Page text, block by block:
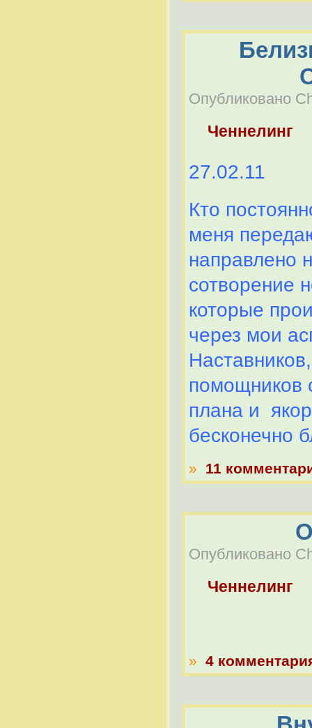
Опубликовано
Ченнелинг
27.02.11
Кто
меня
направлено
сотворение
которые
через мои
помощников
плана и
бесконечно
» 11
Опубликовано
Ченнелинг
» 4